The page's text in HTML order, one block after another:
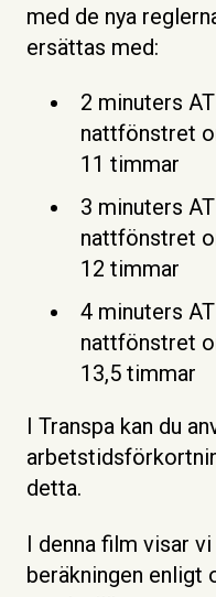
med de nya
ersättas med:
2 minuters
nattfönstret
11 timmar
3 minuters
nattfönstret
12 timmar
4 minuters
nattfönstret
13,5 timmar
I Transpa kan du
detta.
I denna film visar
beräkningen enligt